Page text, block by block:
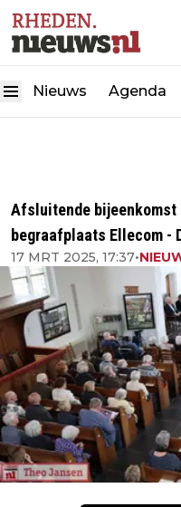
Nieuws Agenda
Afsluitende bijeenkomst
begraafplaats Ellecom -
17 MRT 2025, 17:37•